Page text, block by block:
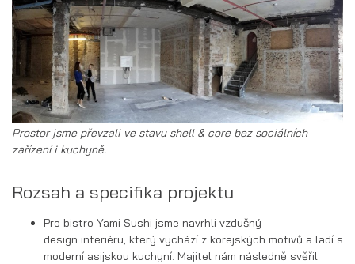
Prostor jsme převzali ve stavu shell & core bez sociálních
zařízení i kuchyně.
Rozsah a specifika projektu
Pro bistro Yami Sushi jsme navrhli vzdušný
design interiéru, který vychází z korejských motivů a ladí s
moderní asijskou kuchyní. Majitel nám následně svěřil